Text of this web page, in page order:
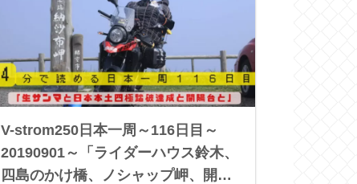
V-strom250日本一周～116日目～
20190901～「ライダーハウス鈴木、
四島のかけ橋、ノシャップ岬、開陽